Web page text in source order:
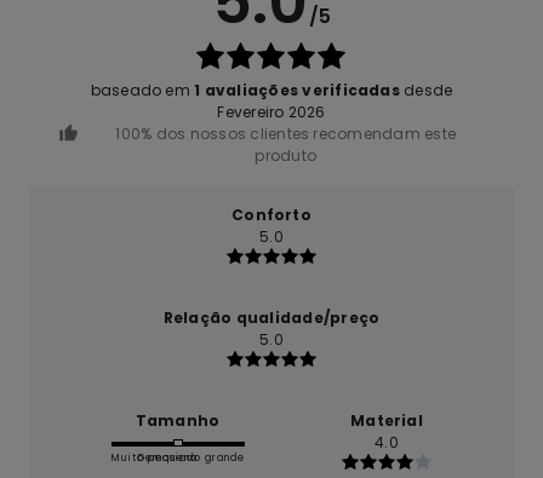
/5
baseado em 1 avaliações verificadasdesde
Fevereiro 2026
100% dos nossos clientes recomendam este
produto
Conforto
5.0
Relação qualidade/preço
5.0
Tamanho
Muito pequeno
Demasiado grande
Material
4.0